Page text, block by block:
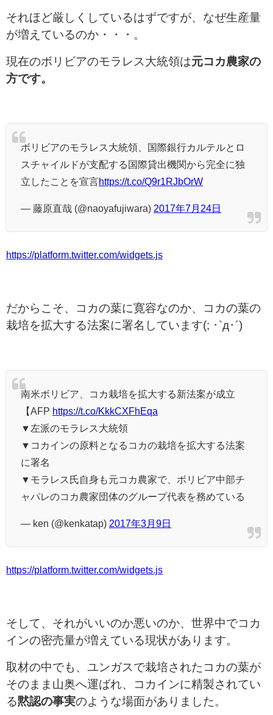
それほど厳しくしているはずですが、なぜ生産量
が増えているのか・・・。
現在のボリビアのモラレス大統領は元コカ農家の
方です。
ボリビアのモラレス大統領、国際銀行カルテルとロ
スチャイルドが支配する国際貸出機関から完全に独
立したことを宣言https://t.co/Q9r1RJbOrW
— 藤原直哉 (@naoyafujiwara) 2017年7月24日
https://platform.twitter.com/widgets.js
だからこそ、コカの葉に寛容なのか、コカの葉の
栽培を拡大する法案に署名しています(; ･`д･´)
南米ボリビア、コカ栽培を拡大する新法案が成立
【AFP https://t.co/KkkCXFhEqa
▼左派のモラレス大統領
▼コカインの原料となるコカの栽培を拡大する法案
に署名
▼モラレス氏自身も元コカ農家で、ボリビア中部チ
ャパレのコカ農家団体のグループ代表を務めている
— ken (@kenkatap) 2017年3月9日
https://platform.twitter.com/widgets.js
そして、それがいいのか悪いのか、世界中でコカ
インの密売量が増えている現状があります。
取材の中でも、ユンガスで栽培されたコカの葉が
そのまま山奥へ運ばれ、コカインに精製されてい
る黙認の事実のような場面がありました。